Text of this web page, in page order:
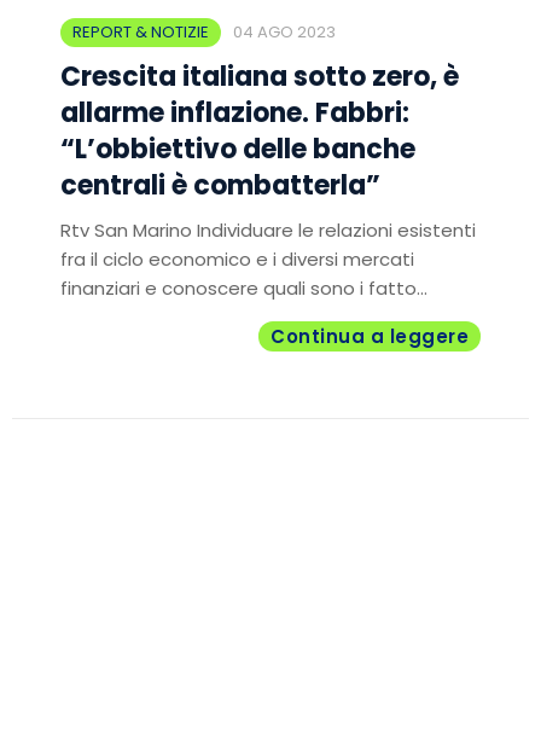
REPORT & NOTIZIE 04 AGO 2023
Crescita italiana sotto zero, è
allarme inflazione. Fabbri:
“L’obbiettivo delle banche
centrali è combatterla”
Rtv San Marino Individuare le relazioni esistenti
fra il ciclo economico e i diversi mercati
finanziari e conoscere quali sono i fatto...
Continua a leggere